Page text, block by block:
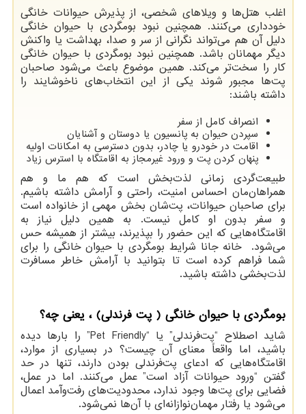
اغلب هتل‌ها و ویلاهای شخصی، از پذیرش حیوانات خانگی
خودداری می‌کنند. همچنین نبود بومگردی با حیوان خانگی
دلیل آن هم می‌تواند نگرانی از سر و صدا، بهداشت یا واکنش
دیگر مهمانان باشد. همچنین نبود بومگردی با حیوان خانگی
کار را سخت‌تر می‌کند. همین موضوع باعث می‌شود صاحبان
پت‌ها مجبور شوند یکی از این انتخاب‌های ناخوشایند را
داشته باشند:
انصراف کامل از سفر
سپردن حیوان به پانسیون یا دوستان و آشنایان
اقامت در خودرو یا چادر، بدون دسترسی به امکانات اولیه
پنهان کردن پت و ورود غیرمجاز به اقامتگاه با استرس زیاد
طبیعت‌گردی زمانی لذت‌بخش است که هم ما و هم
همراهان‌مان احساس امنیت، راحتی و آرامش داشته باشیم.
برای صاحبان حیوانات، پت‌شان بخش مهمی از خانواده است
و سفر بدون او کامل نیست. به همین دلیل نیاز به
اقامتگاه‌هایی که این حضور را بپذیرند، بیشتر از همیشه حس
می‌شود. خانه جانا شرایط بومگردی با حیوان خانگی را برای
شما فراهم کرده است تا بتوانید با آرامش خاطر مسافرت
لذت‌بخشی داشته باشید.
بومگردی با حیوان خانگی ( پت فرندلی) ، یعنی چه؟
شاید اصطلاح “پت‌فرندلی” یا “Pet Friendly” را بارها دیده
باشید، اما واقعاً معنای آن چیست؟ در بسیاری از موارد،
اقامتگاه‌هایی که ادعای پت‌فرندلی بودن دارند، تنها در حد
گفتن “ورود حیوانات آزاد است” عمل می‌کنند. اما در عمل،
فضایی برای پت‌ها وجود ندارد، محدودیت‌های رفت‌وآمد اعمال
می‌شود یا رفتار مهمان‌نوازانه‌ای با آن‌ها نمی‌شود.